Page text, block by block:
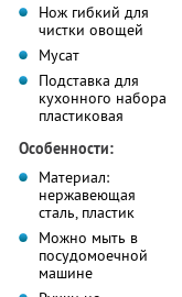
Нож гибкий для
чистки овощей
Мусат
Подставка для
кухонного набора
пластиковая
Особенности:
Материал:
нержавеющая
сталь, пластик
Можно мыть в
посудомоечной
машине